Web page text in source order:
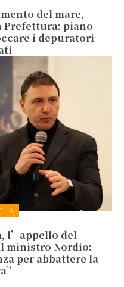
del mare,
piano
i depuratori
l’appello del
ministro Nordio:
per abbattere la